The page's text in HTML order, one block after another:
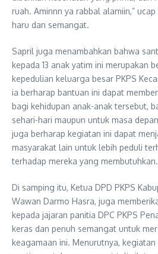
ruah. Aminnn ya rabbal alamiin,”
haru dan semangat.
Sapril juga menambahkan bahwa
kepada 13 anak yatim ini merupakan
kepedulian keluarga besar PKPS
ia berharap bantuan ini dapat
bagi kehidupan anak-anak tersebut,
sehari-hari maupun untuk masa
juga berharap kegiatan ini dapat
masyarakat lain untuk lebih peduli
terhadap mereka yang membutuhkan.
Di samping itu, Ketua DPD PKPS
Wawan Darmo Hasra, juga
kepada jajaran panitia DPC PKPS
keras dan penuh semangat untuk
keagamaan ini. Menurutnya,